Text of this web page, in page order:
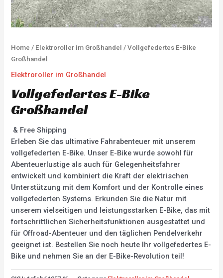
Home / Elektroroller im Großhandel / Vollgefedertes E-Bike
Großhandel
Elektroroller im Großhandel
Vollgefedertes E-Bike
Großhandel
& Free Shipping
Erleben Sie das ultimative Fahrabenteuer mit unserem
vollgefederten E-Bike. Unser E-Bike wurde sowohl für
Abenteuerlustige als auch für Gelegenheitsfahrer
entwickelt und kombiniert die Kraft der elektrischen
Unterstützung mit dem Komfort und der Kontrolle eines
vollgefederten Systems. Erkunden Sie die Natur mit
unserem vielseitigen und leistungsstarken E-Bike, das mit
fortschrittlichen Sicherheitsfunktionen ausgestattet und
für Offroad-Abenteuer und den täglichen Pendelverkehr
geeignet ist. Bestellen Sie noch heute Ihr vollgefedertes E-
Bike und nehmen Sie an der E-Bike-Revolution teil!